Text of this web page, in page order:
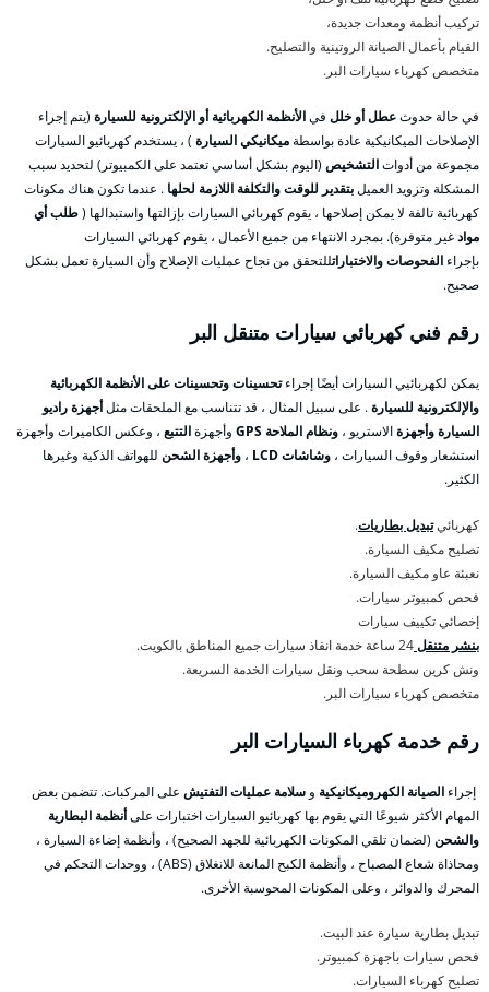
تركيب أنظمة ومعدات جديدة،
القيام بأعمال الصيانة الروتينية والتصليح.
متخصص كهرباء سيارات البر.
في حالة حدوثعطل أو خلل فيالأنظمة الكهربائية أو الإلكترونية للسيارة (يتم إجراء
الإصلاحات الميكانيكية عادة بواسطةميكانيكي السيارة ) ، يستخدم كهربائيو السيارات
مجموعة من أدواتالتشخيص (اليوم بشكل أساسي تعتمد على الكمبيوتر) لتحديد سبب
المشكلة وتزويد العميلبتقدير للوقت والتكلفة اللازمة لحلها . عندما تكون هناك مكونات
كهربائية تالفة لا يمكن إصلاحها ، يقوم كهربائي السيارات بإزالتها واستبدالها (طلب أي
موادغير متوفرة). بمجرد الانتهاء من جميع الأعمال ، يقوم كهربائي السيارات
بإجراء الفحوصات والاختباراتللتحقق من نجاح عمليات الإصلاح وأن السيارة تعمل بشكل
صحيح.
رقم فني كهربائي سيارات متنقل البر
يمكن لكهربائيي السيارات أيضًا إجراءتحسينات وتحسينات على الأنظمة الكهربائية
والإلكترونية للسيارة. على سبيل المثال ، قد تتناسب مع الملحقات مثلأجهزة راديو
السيارة وأجهزةالاستريو ، ونظام الملاحة GPS وأجهزةالتتبع ، وعكس الكاميرات وأجهزة
استشعار وقوف السيارات ، وشاشات LCD ، وأجهزة الشحن للهواتف الذكية وغيرها
الكثير.
كهربائيتبديل بطاريات.
تصليح مكيف السيارة.
نعبئة عاو مكيف السيارة.
فحص كمبيوتر سيارات.
إخصائي تكييف سيارات
بنشر متنقل24 ساعة خدمة انقاذ سيارات جميع المناطق بالكويت.
ونش كرين سطحة سحب ونقل سيارات الخدمة السريعة.
متخصص كهرباء سيارات البر.
رقم خدمة كهرباء السيارات البر
إجراء الصيانة الكهروميكانيكية و سلامة عمليات التفتيش على المركبات. تتضمن بعض
المهام الأكثر شيوعًا التي يقوم بها كهربائيو السيارات اختبارات علىأنظمة البطارية
والشحن (لضمان تلقي المكونات الكهربائية للجهد الصحيح) ، وأنظمة إضاءة السيارة ،
ومحاذاة شعاع المصباح ، وأنظمة الكبح المانعة للانغلاق (ABS) ، ووحدات التحكم في
المحرك والدوائر ، وعلى المكونات المحوسبة الأخرى.
تبديل بطارية سيارة عند البيت.
فحص سيارات باجهزة كمبيوتر.
تصليح كهرباء السيارات.